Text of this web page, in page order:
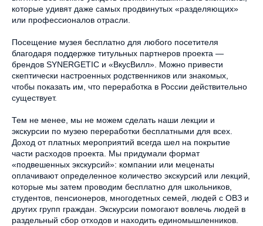
которые удивят даже самых продвинутых «разделяющих»
или профессионалов отрасли.
Посещение музея бесплатно для любого посетителя
благодаря поддержке титульных партнеров проекта —
брендов SYNERGETIC и «ВкусВилл». Можно привести
скептически настроенных родственников или знакомых,
чтобы показать им, что переработка в России действительно
существует.
Тем не менее, мы не можем сделать наши лекции и
экскурсии по музею переработки бесплатными для всех.
Доход от платных мероприятий всегда шел на покрытие
части расходов проекта. Мы придумали формат
«подвешенных экскурсий»: компании или меценаты
оплачивают определенное количество экскурсий или лекций,
которые мы затем проводим бесплатно для школьников,
студентов, пенсионеров, многодетных семей, людей с ОВЗ и
других групп граждан. Экскурсии помогают вовлечь людей в
раздельный сбор отходов и находить единомышленников.